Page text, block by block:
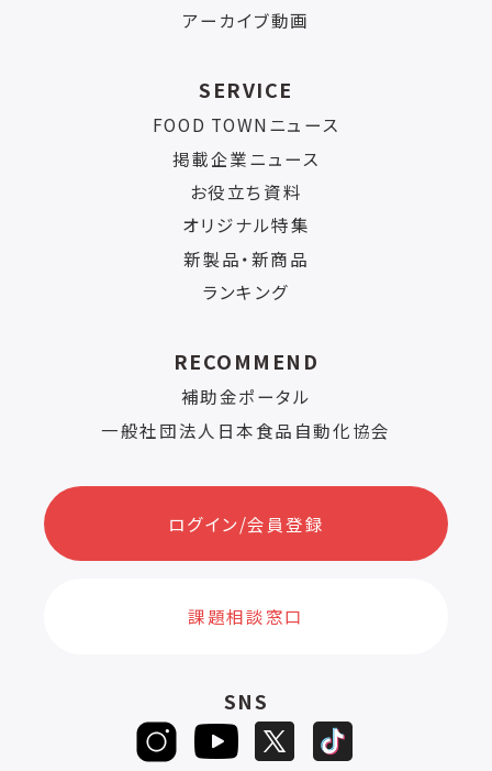
アーカイブ動画
SERVICE
FOOD TOWNニュース
掲載企業ニュース
お役立ち資料
オリジナル特集
新製品・新商品
ランキング
RECOMMEND
補助金ポータル
一般社団法人日本食品自動化協会
ログイン/会員登録
課題相談窓口
SNS